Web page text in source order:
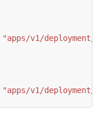
"apps/v1/deployment/
"apps/v1/deployment/